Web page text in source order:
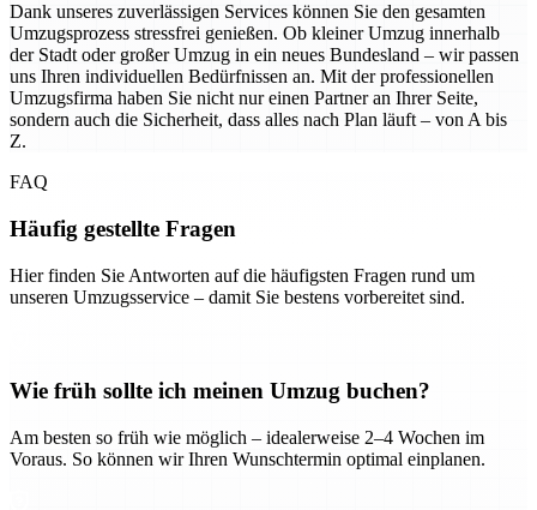
Dank unseres zuverlässigen Services können Sie den gesamten
Umzugsprozess stressfrei genießen. Ob kleiner Umzug innerhalb
der Stadt oder großer Umzug in ein neues Bundesland – wir passen
uns Ihren individuellen Bedürfnissen an. Mit der professionellen
Umzugsfirma haben Sie nicht nur einen Partner an Ihrer Seite,
sondern auch die Sicherheit, dass alles nach Plan läuft – von A bis
Z.
FAQ
Häufig gestellte Fragen
Hier finden Sie Antworten auf die häufigsten Fragen rund um
unseren Umzugsservice – damit Sie bestens vorbereitet sind.
Wie früh sollte ich meinen Umzug buchen?
Am besten so früh wie möglich – idealerweise 2–4 Wochen im
Voraus. So können wir Ihren Wunschtermin optimal einplanen.